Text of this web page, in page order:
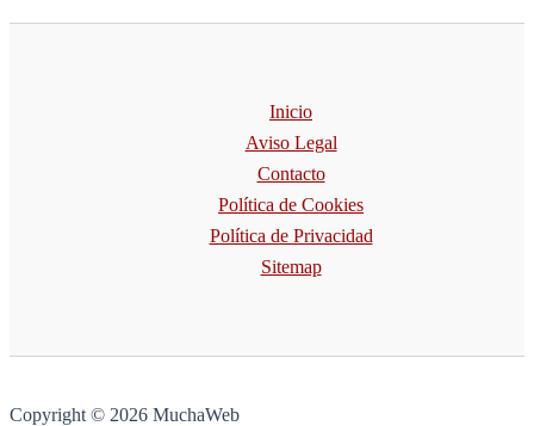
Inicio
Aviso Legal
Contacto
Política de Cookies
Política de Privacidad
Sitemap
Copyright © 2026 MuchaWeb